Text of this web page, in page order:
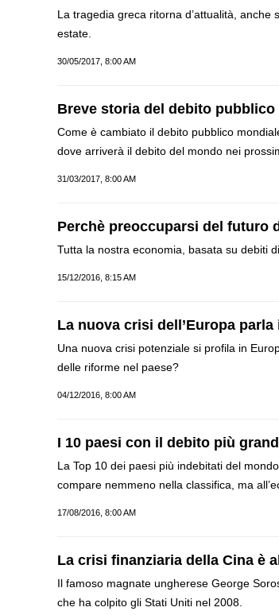
La tragedia greca ritorna d’attualità,
estate.
30/05/2017, 8:00 AM
Breve storia del debito pubblico
Come è cambiato il debito pubblico
dove arriverà il debito del mondo nei
31/03/2017, 8:00 AM
Perchè preoccuparsi del futuro
Tutta la nostra economia, basata su debiti
15/12/2016, 8:15 AM
La nuova crisi dell’Europa parla
Una nuova crisi potenziale si profila in
delle riforme nel paese?
04/12/2016, 8:00 AM
I 10 paesi con il debito più
La Top 10 dei paesi più indebitati del
compare nemmeno nella classifica, ma
17/08/2016, 8:00 AM
La crisi finanziaria della Cina è
Il famoso magnate ungherese George
che ha colpito gli Stati Uniti nel 2008.